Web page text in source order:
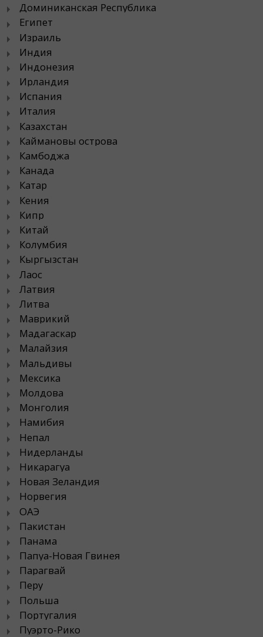
Доминиканская Республика
Египет
Израиль
Индия
Индонезия
Ирландия
Испания
Италия
Казахстан
Каймановы острова
Камбоджа
Канада
Катар
Кения
Кипр
Китай
Колумбия
Кыргызстан
Лаос
Латвия
Литва
Маврикий
Мадагаскар
Малайзия
Мальдивы
Мексика
Молдова
Монголия
Намибия
Непал
Нидерланды
Никарагуа
Новая Зеландия
Норвегия
ОАЭ
Пакистан
Панама
Папуа-Новая Гвинея
Парагвай
Перу
Польша
Португалия
Пуэрто-Рико